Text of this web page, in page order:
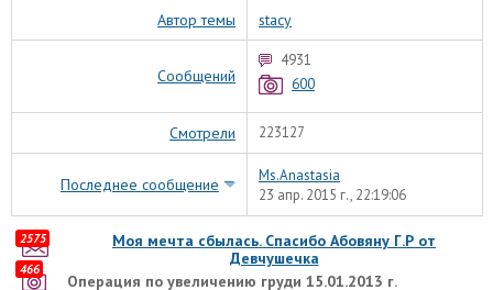
Автор темы
stacy
Сообщений
4931
600
Смотрели 223127
Последнее сообщение
Ms.Anastasia
23 апр. 2015 г., 22:19:06
Моя мечта сбылась. Спасибо Абовяну Г.Р от
Девчушечка
Операция по увеличению груди 15.01.2013 г.
2575
466